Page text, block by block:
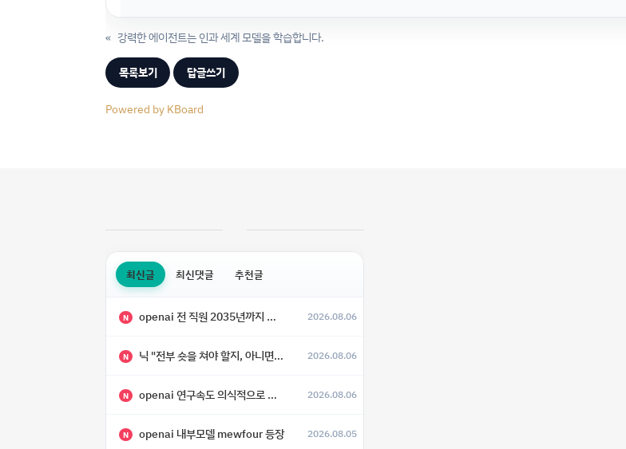
« 강력한 에이전트는 인과 세계 모델을 학습합니다.
목록보기 답글쓰기
Powered by KBoard
최신글 최신댓글 추천글
N openai 전 직원 2035년까지 텔레파시가 어떻게 생길 수 있는지 2026.08.06
N 닉 "전부 숏을 쳐야 할지, 아니면 특이점이 오니까 전부 롱을 쳐야 할지 모르겠다.” 2026.08.06
N openai 연구속도 의식적으로 늦추고 있다 2026.08.06
N openai 내부모델 mewfour 등장 2026.08.05